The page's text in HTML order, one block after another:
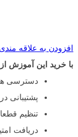
افزودن به علاقه
با خرید این آموزش
دسترسی
پشتیبانی
تنظیم
دریافت